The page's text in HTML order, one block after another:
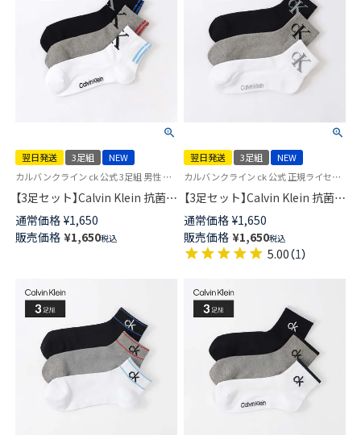
翌日発送 3足組
NEW
カルバンクライン ck 公式 3足組 男性 女性 靴下
【3足セット】Calvin Klein 抗菌防
臭 フロントロゴ ショート丈 ソ
ックス カジュアル レディース
メンズ 【365日最短翌日発送】
通常価格 ¥1,650
販売価格 ¥1,650税込
翌日発送 3足組
NEW
カルバンクライン ck 公式 正規ライセンス品 3足セット 男性 女性 靴下
【3足セット】Calvin Klein 抗菌防
臭 足底パイル クッション性＋
耐久性抜群！ビッグロゴ ショー
ト丈 ソックス カジュアル レデ
ィース メンズ 【365日最短翌日
通常価格 ¥1,650
販売価格 ¥1,650税込
5.00（1）